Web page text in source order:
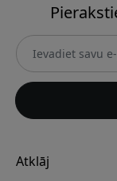
Atklāj